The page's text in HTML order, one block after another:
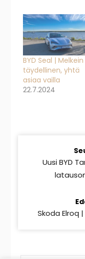
BYD Seal | Melkein
täydellinen, yhtä
asiaa vailla
22.7.2024
lukemista
Uusi BYD
Skoda Elroq